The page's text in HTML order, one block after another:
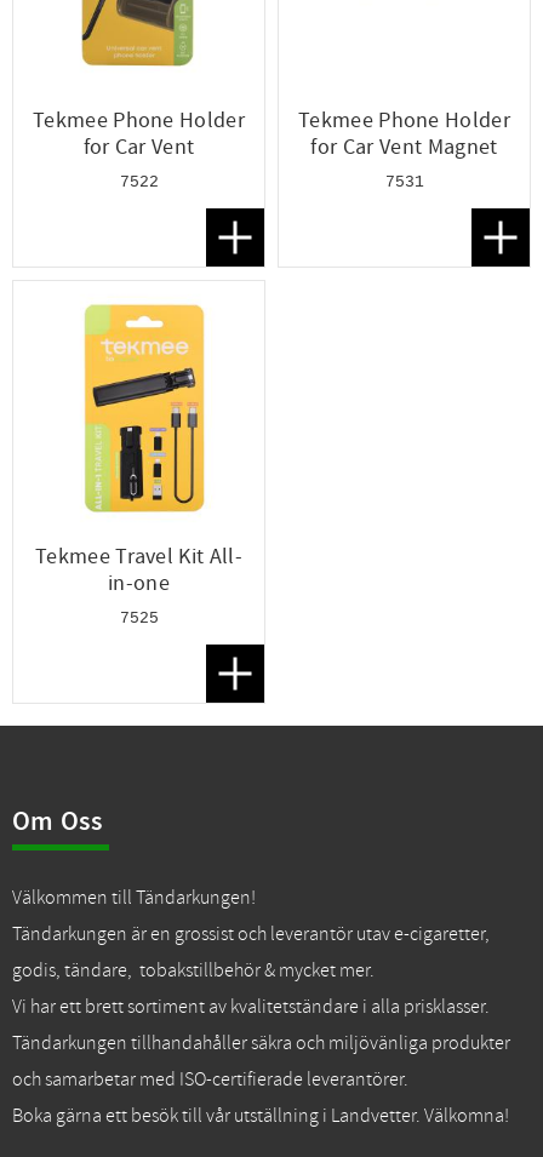
Tekmee Phone Holder
for Car Vent
7522
Lägg till i favoriter
Tekmee Phone Holder
for Car Vent Magnet
7531
Tekmee Travel Kit All-
in-one
7525
Lägg till i favoriter
Om Oss
Välkommen till Tändarkungen!
Tändarkungen är en grossist och leverantör utav e-cigaretter,
godis, tändare, tobakstillbehör & mycket mer.
Vi har ett brett sortiment av kvalitetständare i alla prisklasser.
Tändarkungen tillhandahåller säkra och miljövänliga produkter
och samarbetar med ISO-certifierade leverantörer.
Boka gärna ett besök till vår utställning i Landvetter. Välkomna!